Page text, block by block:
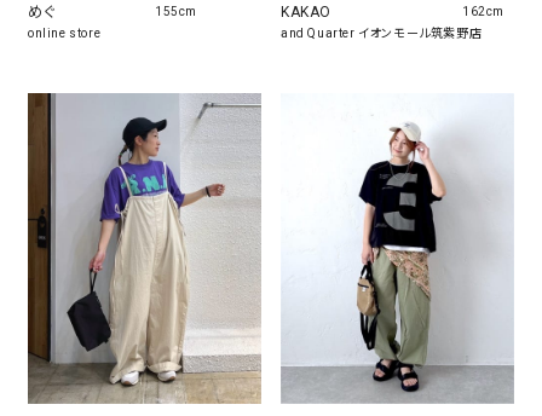
めぐ
online store
155cm
KAKAO
and Quarter イオンモール筑紫野店
162cm